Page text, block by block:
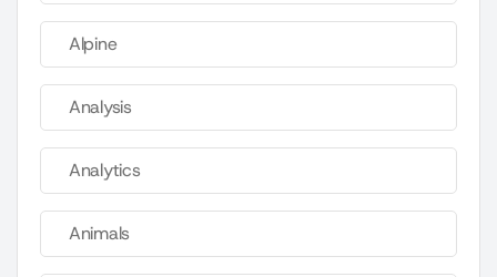
Alpine
Analysis
Analytics
Animals